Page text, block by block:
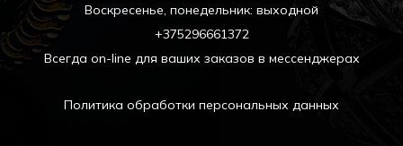
Воскресенье, понедельник: выходной
+375296661372
Всегда on-line для ваших заказов в мессенджерах
Политика обработки персональных данных